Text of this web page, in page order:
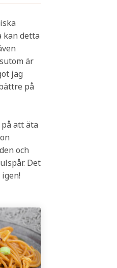
kan detta
är
jag
på
att äta
och
Det